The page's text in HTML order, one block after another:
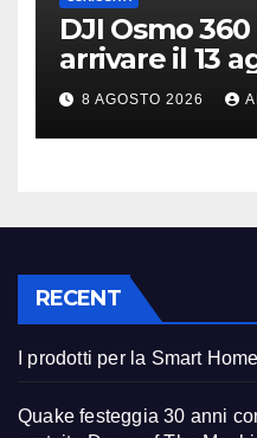
DJI Osmo
arrivare il 13
teaser
8 AGOSTO 2026
RECENT
I prodotti per la Smart
Quake festeggia 30 anni